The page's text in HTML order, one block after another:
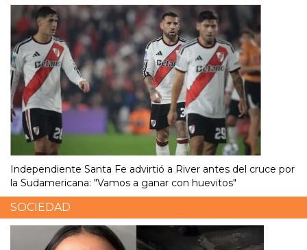
Independiente Santa Fe advirtió a River antes del cruce por
la Sudamericana: "Vamos a ganar con huevitos"
SOCIEDAD